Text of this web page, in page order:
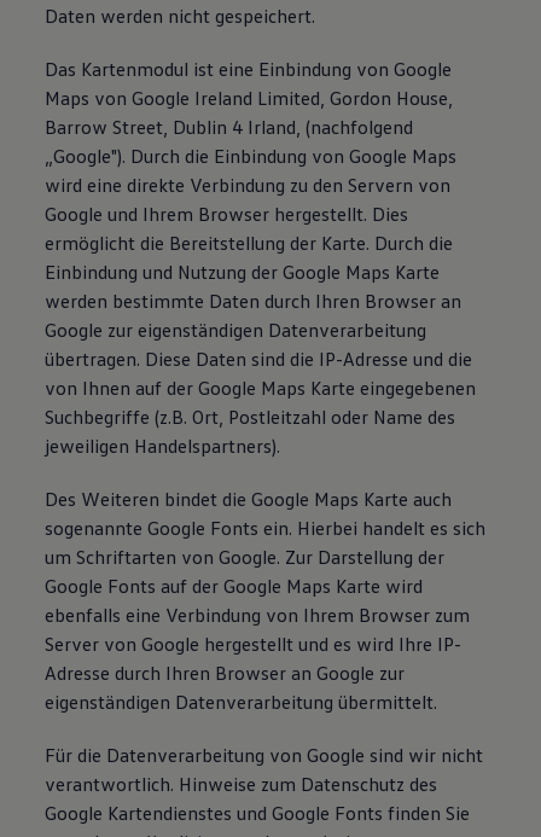
Daten werden nicht gespeichert.
Das Kartenmodul ist eine Einbindung von Google
Maps von Google Ireland Limited, Gordon House,
Barrow Street, Dublin 4 Irland, (nachfolgend
„Google"). Durch die Einbindung von Google Maps
wird eine direkte Verbindung zu den Servern von
Google und Ihrem Browser hergestellt. Dies
ermöglicht die Bereitstellung der Karte. Durch die
Einbindung und Nutzung der Google Maps Karte
werden bestimmte Daten durch Ihren Browser an
Google zur eigenständigen Datenverarbeitung
übertragen. Diese Daten sind die IP-Adresse und die
von Ihnen auf der Google Maps Karte eingegebenen
Suchbegriffe (z.B. Ort, Postleitzahl oder Name des
jeweiligen Handelspartners).
Des Weiteren bindet die Google Maps Karte auch
sogenannte Google Fonts ein. Hierbei handelt es sich
um Schriftarten von Google. Zur Darstellung der
Google Fonts auf der Google Maps Karte wird
ebenfalls eine Verbindung von Ihrem Browser zum
Server von Google hergestellt und es wird Ihre IP-
Adresse durch Ihren Browser an Google zur
eigenständigen Datenverarbeitung übermittelt.
Für die Datenverarbeitung von Google sind wir nicht
verantwortlich. Hinweise zum Datenschutz des
Google Kartendienstes und Google Fonts finden Sie